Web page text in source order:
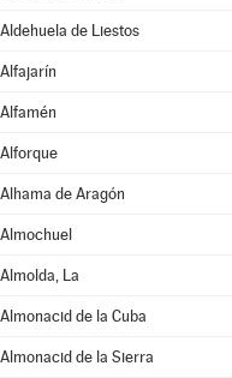
Aldehuela de Liestos
Alfajarín
Alfamén
Alforque
Alhama de Aragón
Almochuel
Almolda, La
Almonacid de la Cuba
Almonacid de la Sierra